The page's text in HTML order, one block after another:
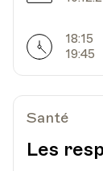
Horarires
18:15
19:45
Santé
Les